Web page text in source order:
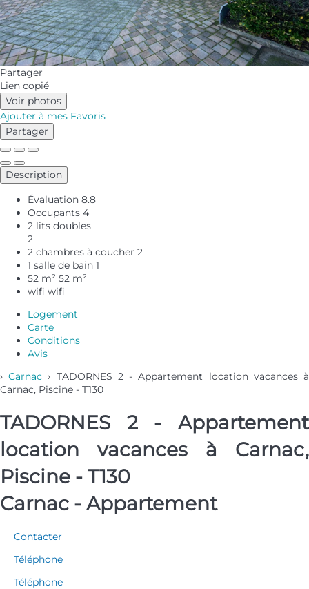
Partager
Lien copié
Voir photos
Ajouter à mes Favoris
Partager
Description
Évaluation 8.8
Occupants 4
2 lits doubles
2
2 chambres à coucher 2
1 salle de bain 1
52 m² 52 m²
wifi wifi
Logement
Carte
Conditions
Avis
›Carnac › TADORNES 2 - Appartement location vacances à
Carnac, Piscine - T130
TADORNES 2 - Appartement
location vacances à Carnac,
Piscine - T130
Carnac - Appartement
Contacter
Téléphone
Téléphone